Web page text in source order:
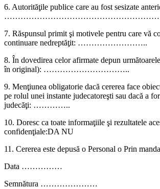
6. Autorităţile publice care au fost sesizate
7. Răspunsul primit şi motivele pentru care vă
continuare nedreptăţit: ……………………..
8. În dovedirea celor afirmate depun
în original): …………………………..
9. Menţiunea obligatorie dacă cererea face
pe rolul unei instante judecatoreşti sau dacă a
judecăţi: …………..
10. Doresc ca toate informaţiile şi rezultatele
confidenţiale:DA NU
11. Cererea este depusă o Personal o Prin
Data ……………
Semnătura …………………